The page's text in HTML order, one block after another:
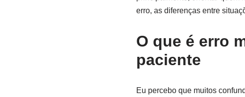
erro, as diferenças entre
O que é erro
paciente
Eu percebo que muitos